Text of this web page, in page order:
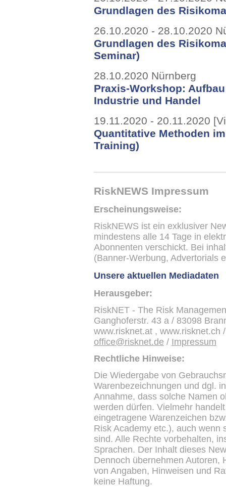
Grundlagen des
26.10.2020 - 28.10.2020
Grundlagen des
Seminar)
28.10.2020 Nürnberg
Praxis-Workshop:
Industrie und Handel
19.11.2020 - 20.11.2020
Quantitative Methoden
Training)
RiskNEWS Impressum
Erscheinungsweise:
RiskNEWS ist ein exklusiver
mindestens alle 14 Tage in
Abonnenten verschickt. Bei
(Banner-Werbung, Advertorials
Unsere aktuellen Mediadaten
Herausgeber:
RiskNET - The Risk
Ganghoferstr. 43 a / 83098
www.risknet.at , www.risknet.ch
office@risknet.de / Impressum
Rechtliche Hinweise:
Die Wiedergabe von
Warenbezeichnungen und dgl.
Annahme, dass solche Namen
werden dürfen. Vielmehr
eingetragene Warenzeichen
Risk Academy etc.), auch wenn
sind. Alle Rechte vorbehalten,
Sprachen. Der Inhalt dieses
Dennoch übernehmen Autoren,
von Angaben, Hinweisen und
keine Haftung.